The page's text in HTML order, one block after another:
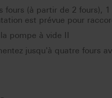
fours (à partir de 2 fours),
est prévue pour
pompe à vide II
jusqu'à quatre fours